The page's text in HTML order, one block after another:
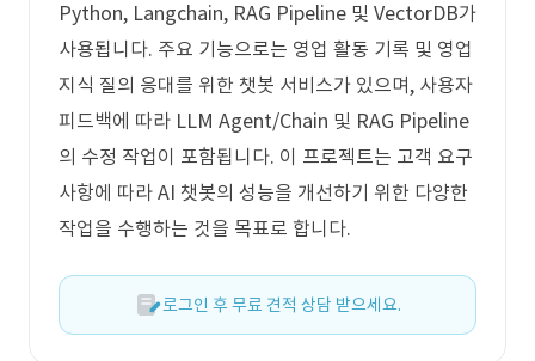
Python, Langchain, RAG Pipeline 및 VectorDB가
사용됩니다. 주요 기능으로는 영업 활동 기록 및 영업
지식 질의 응대를 위한 챗봇 서비스가 있으며, 사용자
피드백에 따라 LLM Agent/Chain 및 RAG Pipeline
의 수정 작업이 포함됩니다. 이 프로젝트는 고객 요구
사항에 따라 AI 챗봇의 성능을 개선하기 위한 다양한
작업을 수행하는 것을 목표로 합니다.
로그인 후 무료 견적 상담 받으세요.